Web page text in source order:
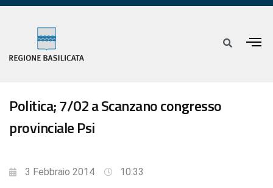
Politica; 7/02 a Scanzano congresso
provinciale Psi
3 Febbraio 2014 10:33